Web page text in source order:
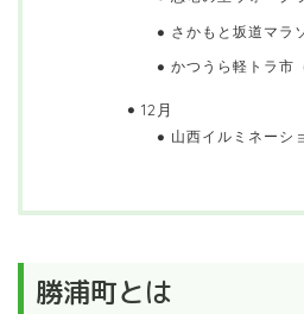
さかもと坂道マラ
かつうら軽トラ市
12月
山西イルミネーシ
勝浦町とは